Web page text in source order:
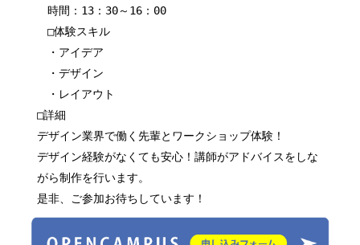
時間：13：30～16：00
□体験スキル
・アイデア
・デザイン
・レイアウト
□詳細
デザイン業界で働く先輩とワークショップ体験！
デザイン経験がなくても安心！講師がアドバイスをしな
がら制作を行います。
是非、ご参加お待ちしています！